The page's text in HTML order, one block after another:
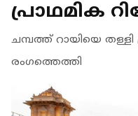
പ്രാഥമിക
ചമ്പത്ത് റായിയെ തള്ളി
രംഗത്തെത്തി